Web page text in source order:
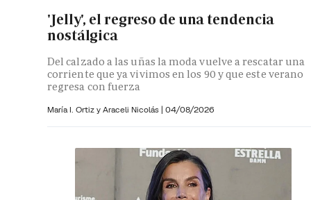
'Jelly', el regreso de una tendencia
nostálgica
Del calzado a las uñas la moda vuelve a rescatar una
corriente que ya vivimos en los 90 y que este verano
regresa con fuerza
María I. Ortiz y Araceli Nicolás | 04/08/2026